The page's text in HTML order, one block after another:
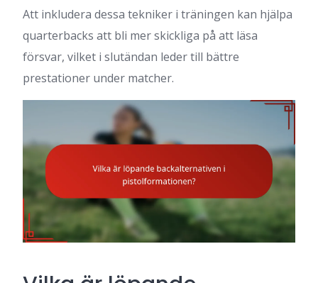
Att inkludera dessa tekniker i träningen kan hjälpa
quarterbacks att bli mer skickliga på att läsa
försvar, vilket i slutändan leder till bättre
prestationer under matcher.